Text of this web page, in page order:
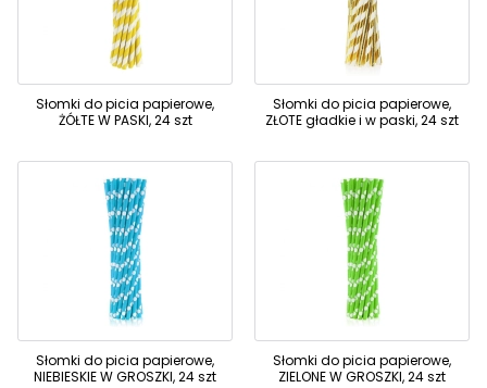
Słomki do picia papierowe,
ŻÓŁTE W PASKI, 24 szt
Słomki do picia papierowe,
ZŁOTE gładkie i w paski, 24 szt
Słomki do picia papierowe,
NIEBIESKIE W GROSZKI, 24 szt
Słomki do picia papierowe,
ZIELONE W GROSZKI, 24 szt